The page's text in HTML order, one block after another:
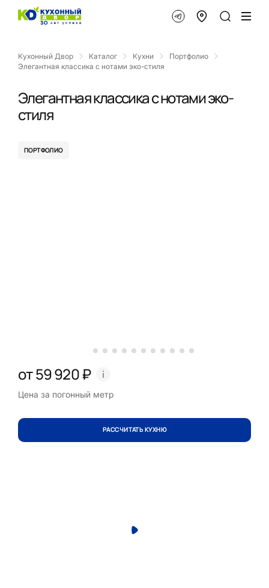
Кухонный Двор Каталог Кухни
Портфолио
Элегантная классика с нотами эко-стиля
Элегантная классика с нотами эко-
стиля
ПОРТФОЛИО
от 59 920 ₽
Цена за погонный метр
РАССЧИТАТЬ КУХНЮ